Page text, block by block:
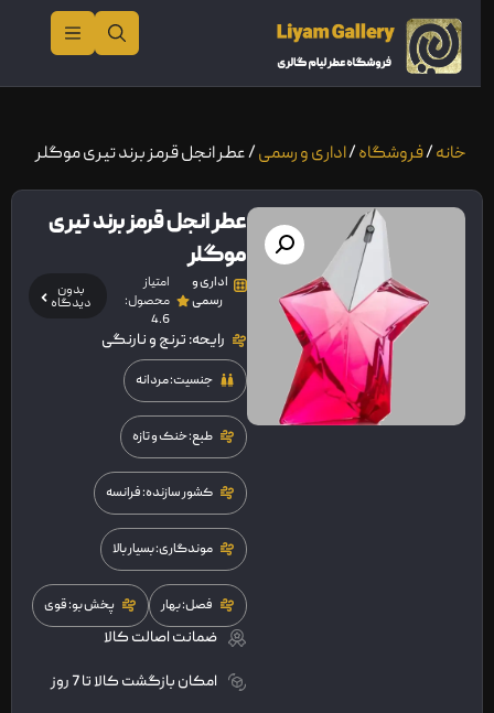
خانه/فروشگاه/اداری و رسمی/ عطر انجل قرمز برند تیری موگلر
عطر انجل قرمز برند تیری
موگلر
اداری و
رسمی
امتیاز
محصول:
4.6
بدون
دیدگاه
رایحه: ترنج و نارنگی
جنسیت: مردانه
طبع: خنک و تازه
کشور سازنده: فرانسه
موندگاری: بسیار بالا
فصل: بهار پخش بو: قوی
ضمانت اصالت کالا
امکان بازگشت کالا تا 7 روز